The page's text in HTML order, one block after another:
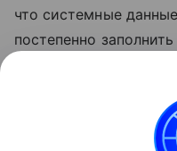
что системные
постепенно